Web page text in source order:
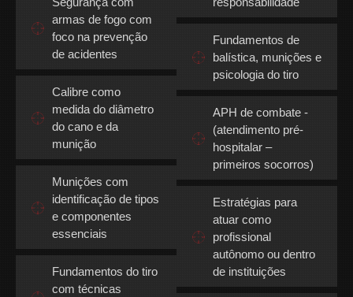
armas de fogo com
foco na prevenção
de acidentes
Calibre como
medida do diâmetro
do cano e da
munição
Munições com
identificação de tipos
e componentes
essenciais
Fundamentos do tiro
com técnicas
Fundamentos de
balística, munições e
psicologia do tiro
APH de combate -
(atendimento pré-
hospitalar –
primeiros socorros)
Estratégias para
atuar como
profissional
autônomo ou dentro
de instituições